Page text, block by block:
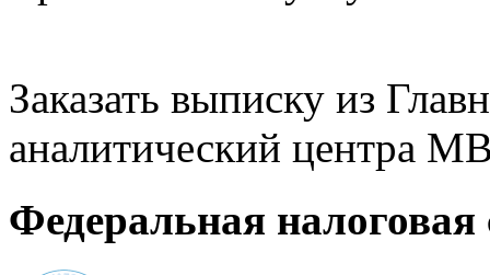
Заказать выписку из
аналитический центра
Федеральная налоговая